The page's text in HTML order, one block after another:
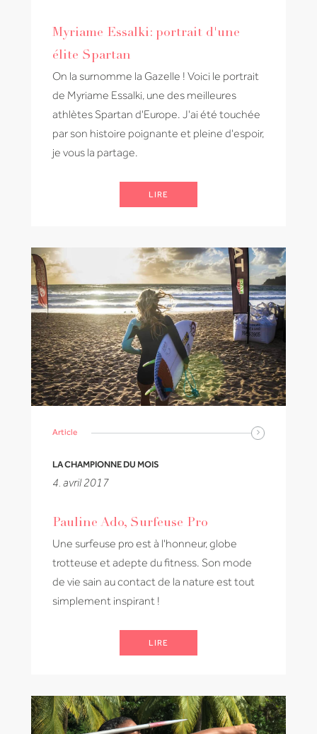
Myriame Essalki: portrait d'une
élite Spartan
On la surnomme la Gazelle ! Voici le portrait
de Myriame Essalki, une des meilleures
athlètes Spartan d'Europe. J'ai été touchée
par son histoire poignante et pleine d'espoir,
je vous la partage.
LIRE
Article
LA CHAMPIONNE DU MOIS
4. avril 2017
Pauline Ado, Surfeuse Pro
Une surfeuse pro est à l'honneur, globe
trotteuse et adepte du fitness. Son mode
de vie sain au contact de la nature est tout
simplement inspirant !
LIRE